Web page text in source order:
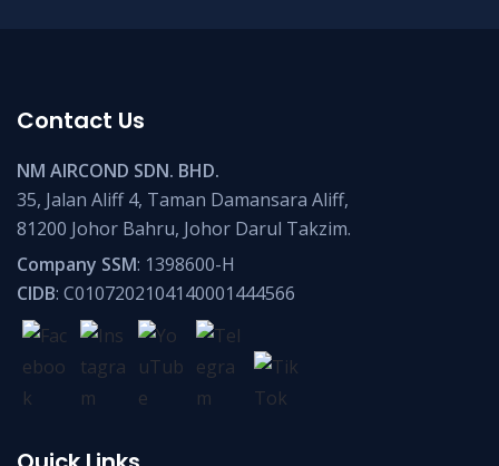
Contact Us
NM AIRCOND SDN. BHD.
35, Jalan Aliff 4, Taman Damansara Aliff,
81200 Johor Bahru, Johor Darul Takzim.
Company SSM: 1398600-H
CIDB: C0107202104140001444566